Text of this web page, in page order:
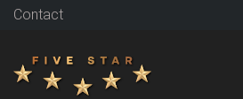
Contact